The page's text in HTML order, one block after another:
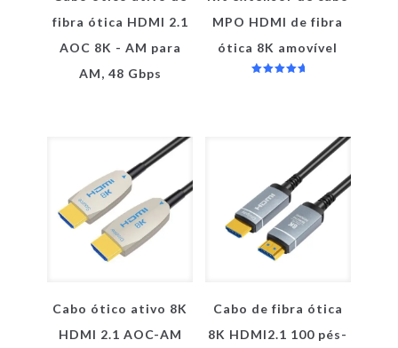
fibra ótica HDMI 2.1
AOC 8K - AM para
AM, 48 Gbps
MPO HDMI de fibra
ótica 8K amovível
Cabo ótico ativo 8K
HDMI 2.1 AOC-AM
Cabo de fibra ótica
8K HDMI2.1 100 pés-